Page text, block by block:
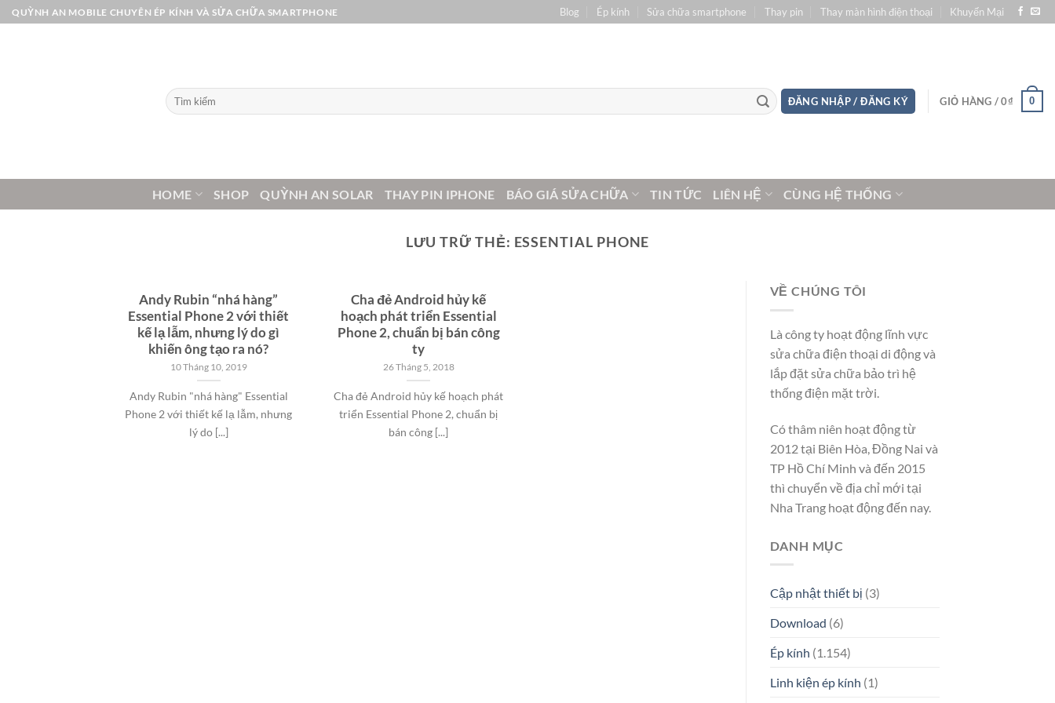
Bỏ
qua
QUỲNH AN MOBILE CHUYÊN ÉP KÍNH VÀ SỬA CHỮA SMARTPHONE Blog Ép kính Sửa chữa smartphone Thay pin Thay màn hình điện thoại Khuyến Mại
Tìm
kiếm:
ĐĂNG NHẬP / ĐĂNG KÝ GIỎ HÀNG /0₫ 0
HOME SHOP QUỲNH AN SOLAR THAY PIN IPHONE BÁO GIÁ SỬA CHỮA TIN TỨC LIÊN HỆ CÙNG HỆ THỐNG
LƯU TRỮ THẺ: ESSENTIAL PHONE
Andy Rubin “nhá hàng”
Essential Phone 2 với thiết
kế lạ lẫm, nhưng lý do gì
khiến ông tạo ra nó?
10 Tháng 10, 2019
Andy Rubin "nhá hàng" Essential
Phone 2 với thiết kế lạ lẫm, nhưng
lý do [...]
Cha đẻ Android hủy kế
hoạch phát triển Essential
Phone 2, chuẩn bị bán công
ty
26 Tháng 5, 2018
Cha đẻ Android hủy kế hoạch phát
triển Essential Phone 2, chuẩn bị
bán công [...]
VỀ CHÚNG TÔI
Là công ty hoạt động lĩnh vực
sửa chữa điện thoại di động và
lắp đặt sửa chữa bảo trì hệ
thống điện mặt trời.
Có thâm niên hoạt động từ
2012 tại Biên Hòa, Đồng Nai và
TP Hồ Chí Minh và đến 2015
thì chuyển về địa chỉ mới tại
Nha Trang hoạt động đến nay.
DANH MỤC
Cập nhật thiết bị (3)
Download (6)
Ép kính (1.154)
Linh kiện ép kính (1)